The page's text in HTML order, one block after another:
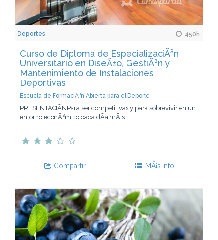
Deportes 450h
Curso de Diploma de EspecializaciÃ³n
Universitario en DiseÃ±o, GestiÃ³n y
Mantenimiento de Instalaciones
Deportivas
Escuela de FormaciÃ³n Abierta para el Deporte
PRESENTACIÃNPara ser competitivas y para sobrevivir en un
entorno econÃ³mico cada dÃ­a mÃ¡s...
Compartir MÃ¡s Info